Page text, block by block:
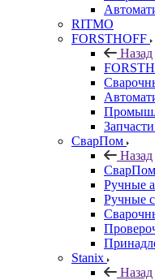
RITMO
FORSTHOFF
Назад
СварПом
Назад
СварПом
Ручные
Ручные
Stanix
Назад